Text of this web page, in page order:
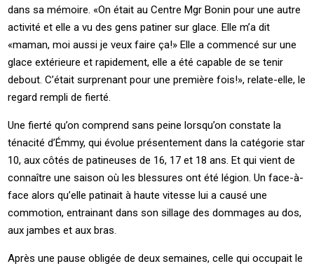
dans sa mémoire. «On était au Centre Mgr Bonin pour une autre
activité et elle a vu des gens patiner sur glace. Elle m’a dit
«maman, moi aussi je veux faire ça!» Elle a commencé sur une
glace extérieure et rapidement, elle a été capable de se tenir
debout. C’était surprenant pour une première fois!», relate-elle, le
regard rempli de fierté.
Une fierté qu’on comprend sans peine lorsqu’on constate la
ténacité d’Émmy, qui évolue présentement dans la catégorie star
10, aux côtés de patineuses de 16, 17 et 18 ans. Et qui vient de
connaître une saison où les blessures ont été légion. Un face-à-
face alors qu’elle patinait à haute vitesse lui a causé une
commotion, entrainant dans son sillage des dommages au dos,
aux jambes et aux bras.
Après une pause obligée de deux semaines, celle qui occupait le